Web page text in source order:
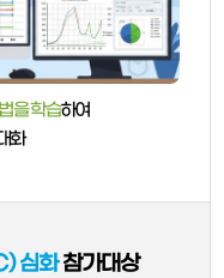
을 학습하여
화
심화참가대상